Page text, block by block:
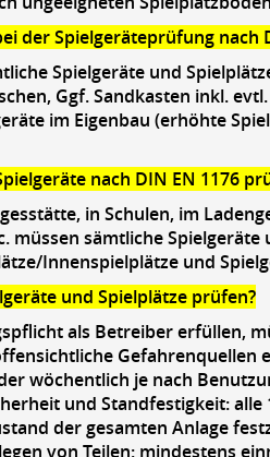
der Spielgeräteprüfung nach
Spielgeräte und
Ggf. Sandkasten inkl.
im Eigenbau (erhöhte
nach DIN EN 1176
in Schulen, im
müssen sämtliche
Innenspielplätze und
und Spielplätze prüfen?
als Betreiber erfüllen,
Gefahrenquellen
wöchentlich je nach
und Standfestigkeit:
der gesamten Anlage
von Teilen: mindestens